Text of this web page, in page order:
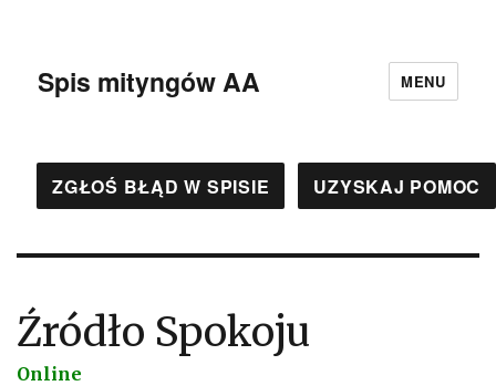
Spis mityngów AA MENU
ZGŁOŚ BŁĄD W SPISIE UZYSKAJ POMOC
Źródło Spokoju
Online